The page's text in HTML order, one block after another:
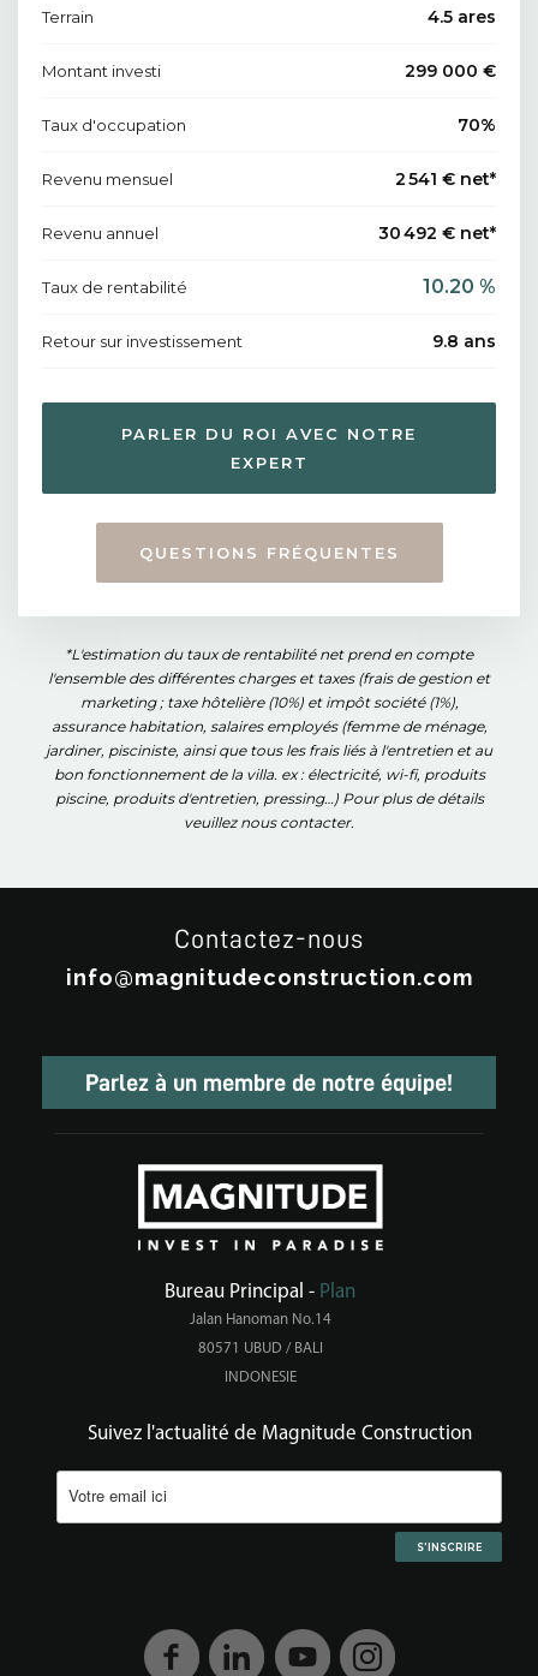
Terrain 4.5 ares
Montant investi 299 000 €
Taux d'occupation 70%
Revenu mensuel 2 541 € net*
Revenu annuel 30 492 € net*
Taux de rentabilité 10.20 %
Retour sur investissement 9.8 ans
PARLER DU ROI AVEC NOTRE
EXPERT
QUESTIONS FRÉQUENTES
*L'estimation du taux de rentabilité net prend en compte
l'ensemble des différentes charges et taxes (frais de gestion et
marketing ; taxe hôtelière (10%) et impôt société (1%),
assurance habitation, salaires employés (femme de ménage,
jardiner, pisciniste, ainsi que tous les frais liés à l'entretien et au
bon fonctionnement de la villa. ex : électricité, wi-fi, produits
piscine, produits d'entretien, pressing…) Pour plus de détails
veuillez nous contacter.
Contactez-nous
info@magnitudeconstruction.com
Parlez à un membre de notre équipe!
Bureau Principal - Plan
Jalan Hanoman No.14
80571 UBUD / BALI
INDONESIE
Suivez l'actualité de Magnitude Construction